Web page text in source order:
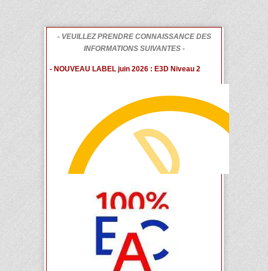
- VEUILLEZ PRENDRE CONNAISSANCE DES
INFORMATIONS SUIVANTES -
- NOUVEAU LABEL juin 2026 : E3D Niveau 2